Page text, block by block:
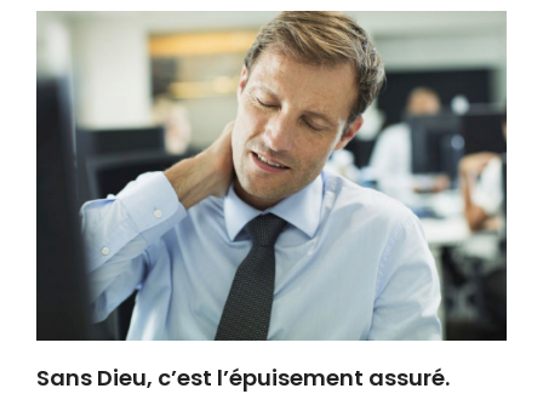
Sans Dieu, c’est l’épuisement assuré.